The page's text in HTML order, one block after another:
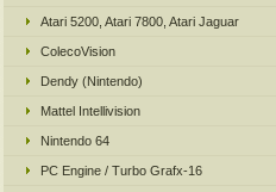
Atari 5200, Atari 7800, Atari Jaguar
ColecoVision
Dendy (Nintendo)
Mattel Intellivision
Nintendo 64
PC Engine / Turbo Grafx-16